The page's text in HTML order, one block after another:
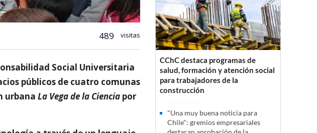
489 visitas
Social Universitaria
públicos de cuatro comunas
urbana La Vega de la Ciencia por
CChC destaca programas de
salud, formación y atención social
para trabajadores de la
construcción
"Una muy buena noticia para
Chile": gremios empresariales